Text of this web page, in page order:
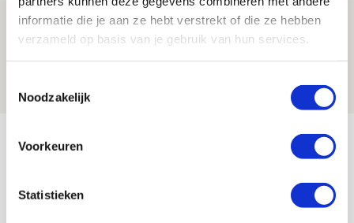
informatie die je aan ze hebt verstrekt of die ze hebben
verzameld op basis van je gebruik van hun services.
Noodzakelijk
Voorkeuren
Statistieken
Spelen bij Jong Ajax of Ajax 1? Dat
maakt Abdalla ‘geen reet’ uit
Selectiedag ballenjongens/-meiden